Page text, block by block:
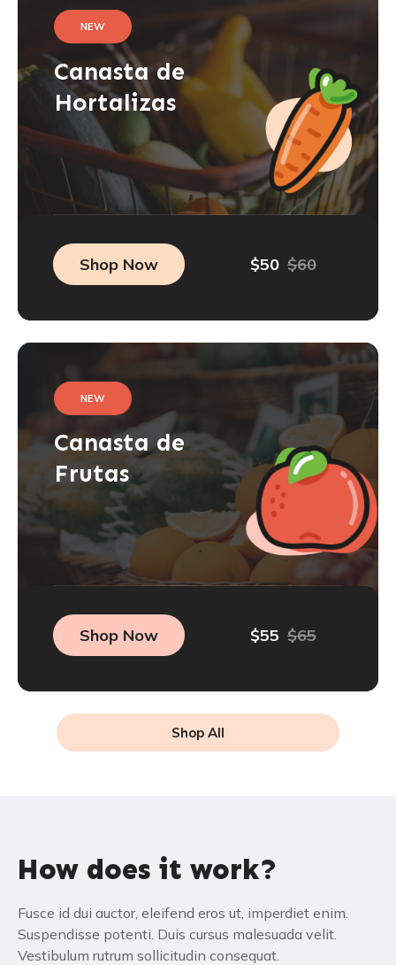
NEW
Canasta de
Hortalizas
Shop Now $50 $60
NEW
Canastade
Frutas
Shop Now $55 $65
Shop All
How does it work?
Fusce id dui auctor, eleifend eros ut, imperdiet enim.
Suspendisse potenti. Duis cursus malesuada velit.
Vestibulum rutrum sollicitudin consequat.